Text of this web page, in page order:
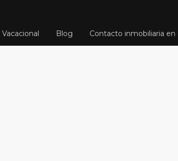
Vacacional Blog Contacto inmobiliaria en